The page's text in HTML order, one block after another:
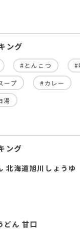
ング
#とんこつ #
ープ #カレー
湯
ング
北海道旭川しょうゆ
どん 甘口